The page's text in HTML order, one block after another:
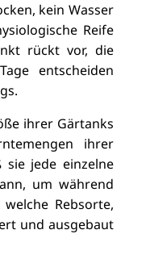
kein Wasser
Reife
rückt vor, die
entscheiden
ihrer Gärtanks
ihrer
sie jede einzelne
um während
Rebsorte,
und ausgebaut